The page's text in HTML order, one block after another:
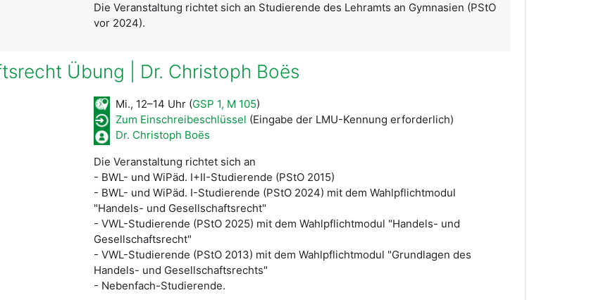
Die Veranstaltung richtet sich an Studierende des Lehramts an Gymnasien (PStO
vor 2024).
Übung | Dr. Christoph Boës
Mi., 12–14 Uhr (GSP 1, M 105)
Zum Einschreibeschlüssel (Eingabe der LMU-Kennung erforderlich)
Dr. Christoph Boës
Die Veranstaltung richtet sich an
- BWL- und WiPäd. I+II-Studierende (PStO 2015)
- BWL- und WiPäd. I-Studierende (PStO 2024) mit dem Wahlpflichtmodul
"Handels- und Gesellschaftsrecht"
- VWL-Studierende (PStO 2025) mit dem Wahlpflichtmodul "Handels- und
Gesellschaftsrecht"
- VWL-Studierende (PStO 2013) mit dem Wahlpflichtmodul "Grundlagen des
Handels- und Gesellschaftsrechts"
- Nebenfach-Studierende.